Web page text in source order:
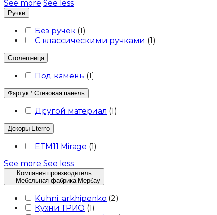
See more See less
Ручки
Без ручек (1)
С классическими ручками (1)
Столешница
Под камень (1)
Фартук / Стеновая панель
Другой материал (1)
Декоры Eterno
ETM11 Mirage (1)
See more See less
Компания производитель
— Мебельная фабрика Мербау
Kuhni_arkhipenko (2)
Кухни ТРИО (1)